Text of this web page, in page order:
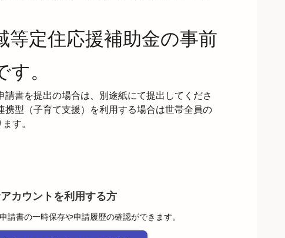
等定住応援補助金の事前
。
請書を提出の場合は、別途紙にて提出してくださ
型（子育て支援）を利用する場合は世帯全員の
カウントを利用する方
請書の一時保存や申請履歴の確認ができます。